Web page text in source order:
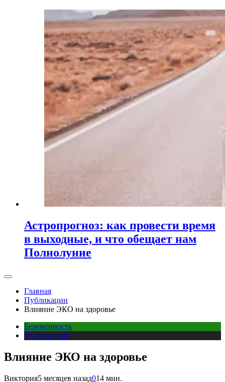
Астропрогноз: как провести время
в выходные, и что обещает нам
Полнолуние
Главная
Публикации
Влияние ЭКО на здоровье
Беременность
Публикации
Влияние ЭКО на здоровье
Виктория5 месяцев назад014 мин.